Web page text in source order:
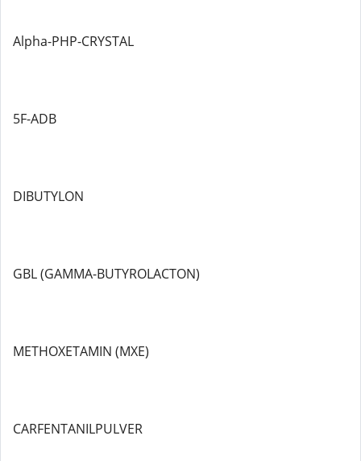
Alpha-PHP-CRYSTAL
5F-ADB
DIBUTYLON
GBL (GAMMA-BUTYROLACTON)
METHOXETAMIN (MXE)
CARFENTANILPULVER